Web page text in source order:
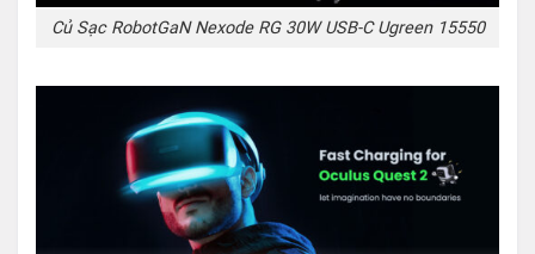
Củ Sạc RobotGaN Nexode RG 30W USB-C Ugreen 15550